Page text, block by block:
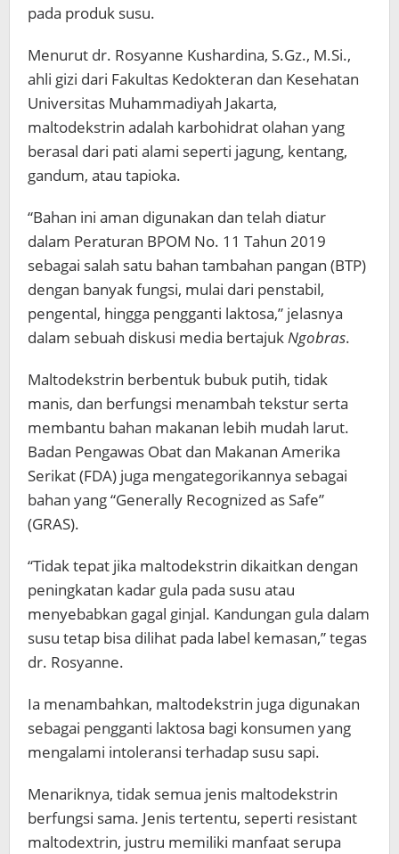
pada produk susu.
Menurut dr. Rosyanne Kushardina, S.Gz., M.Si.,
ahli gizi dari Fakultas Kedokteran dan Kesehatan
Universitas Muhammadiyah Jakarta,
maltodekstrin adalah karbohidrat olahan yang
berasal dari pati alami seperti jagung, kentang,
gandum, atau tapioka.
“Bahan ini aman digunakan dan telah diatur
dalam Peraturan BPOM No. 11 Tahun 2019
sebagai salah satu bahan tambahan pangan (BTP)
dengan banyak fungsi, mulai dari penstabil,
pengental, hingga pengganti laktosa,” jelasnya
dalam sebuah diskusi media bertajukNgobras.
Maltodekstrin berbentuk bubuk putih, tidak
manis, dan berfungsi menambah tekstur serta
membantu bahan makanan lebih mudah larut.
Badan Pengawas Obat dan Makanan Amerika
Serikat (FDA) juga mengategorikannya sebagai
bahan yang “Generally Recognized as Safe”
(GRAS).
“Tidak tepat jika maltodekstrin dikaitkan dengan
peningkatan kadar gula pada susu atau
menyebabkan gagal ginjal. Kandungan gula dalam
susu tetap bisa dilihat pada label kemasan,” tegas
dr. Rosyanne.
Ia menambahkan, maltodekstrin juga digunakan
sebagai pengganti laktosa bagi konsumen yang
mengalami intoleransi terhadap susu sapi.
Menariknya, tidak semua jenis maltodekstrin
berfungsi sama. Jenis tertentu, seperti resistant
maltodextrin, justru memiliki manfaat serupa